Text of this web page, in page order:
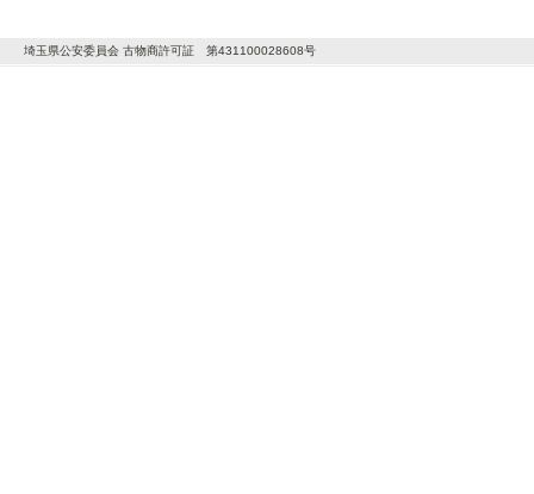
埼玉県公安委員会 古物商許可証 第431100028608号